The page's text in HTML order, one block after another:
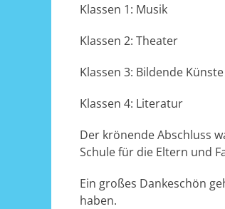
Klassen 1: Musik
Klassen 2: Theater
Klassen 3: Bildende Künste
Klassen 4: Literatur
Der krönende Abschluss
Schule für die Eltern und
Ein großes Dankeschön
haben.